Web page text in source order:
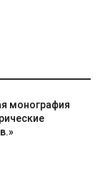
монография